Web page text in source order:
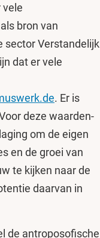
vele
bron van
sector Verstandelijk
dat er vele
. Er is
deze waarden-
om de eigen
en de groei van
te kijken naar de
daarvan in
de antroposofische